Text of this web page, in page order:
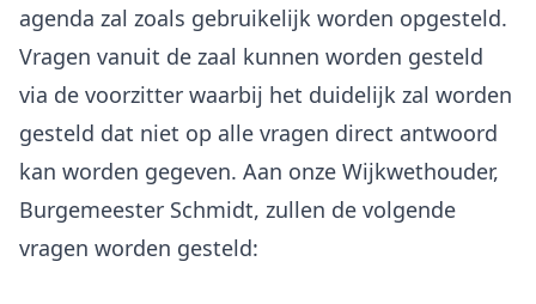
agenda zal zoals gebruikelijk worden opgesteld.
Vragen vanuit de zaal kunnen worden gesteld
via de voorzitter waarbij het duidelijk zal worden
gesteld dat niet op alle vragen direct antwoord
kan worden gegeven. Aan onze Wijkwethouder,
Burgemeester Schmidt, zullen de volgende
vragen worden gesteld: